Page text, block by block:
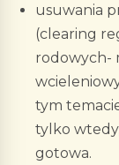
usuwania
(clearing
rodowych-
tym
tylko
gotowa.